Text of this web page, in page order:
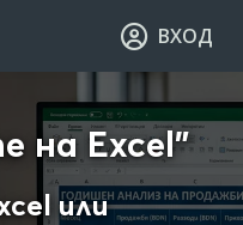
ВХОД
на Excel"
или